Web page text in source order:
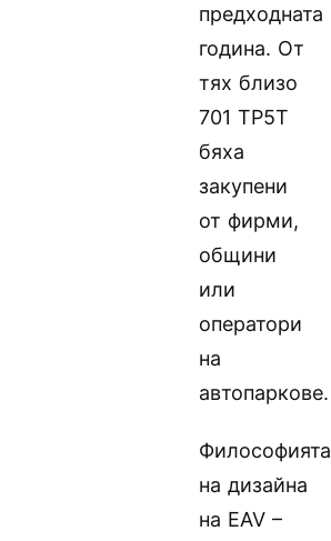
предходната
година. От
тях близо
701 TP5T
бяха
закупени
от фирми,
общини
или
оператори
на
автопаркове.
Философията
на дизайна
на EAV –